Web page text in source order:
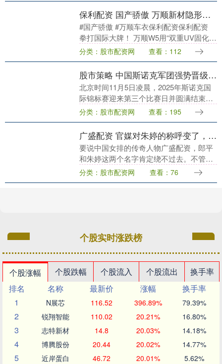
保利配资 国产骄傲 万顺新材隐形车衣
#国产骄傲 #万顺车衣保利配资保利配资
拳打国际大牌！ 万顺W5用“双重UV固化技
术”打破垄断，镜面光泽直接征服路人！
国产车衣已崛起，颜值与实力并存，车主
们放....
分类：股市配资网 查看：112
股市策略 中国斯诺克军团强势晋级，丁俊晖、赵心童领衔进16强
北京时间11月5日凌晨，2025年斯诺克国
际锦标赛迎来第三个比赛日并圆满结束，
丁俊晖、赵心童、斯佳辉等6名中国选手表
现抢眼成功晋级。卫冕冠军丁俊晖以6-4淘
汰利....
分类：股市配资网 查看：195
广盛配资 官媒对朱婷的称呼变了，两字之差释放强烈信号，郎平的话说对了
要说中国女排的传奇人物广盛配资，郎平
和朱婷这两个名字肯定绕不过去。不管国
内还是国外的教练，聊起朱婷都竖大拇
指，评价出奇一致：这姑娘是几十年才出
分类：股市配资网 查看：76
个股实时涨跌榜
个股涨幅 个股跌幅 个股流入 个股流出
换手率
排名
名称 最新价 涨幅
换手率
1
N展芯 116.52 396.89% 79.39%
2 锐翔智能 110.02 20.21% 16.80%
3 志特新材 14.8 20.03% 14.18%
4 博腾股份 20.44 20.02% 14.77%
5 近岸蛋白 46.72 20.01% 5.62%